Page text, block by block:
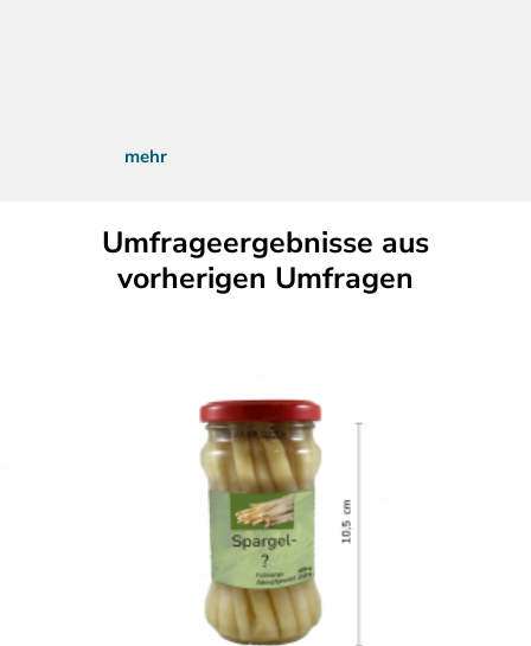
mehr
Umfrageergebnisse aus
vorherigen Umfragen